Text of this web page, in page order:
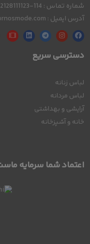
شماره تماس : 114-02128111123
آدرس ایمیل : info[AT]bornosmode.com
دسترسی سریع
لباس زنانه
لباس مردانه
آرایشی و بهداشتی
خانه و آشپزخانه
اعتماد شما سرمایه